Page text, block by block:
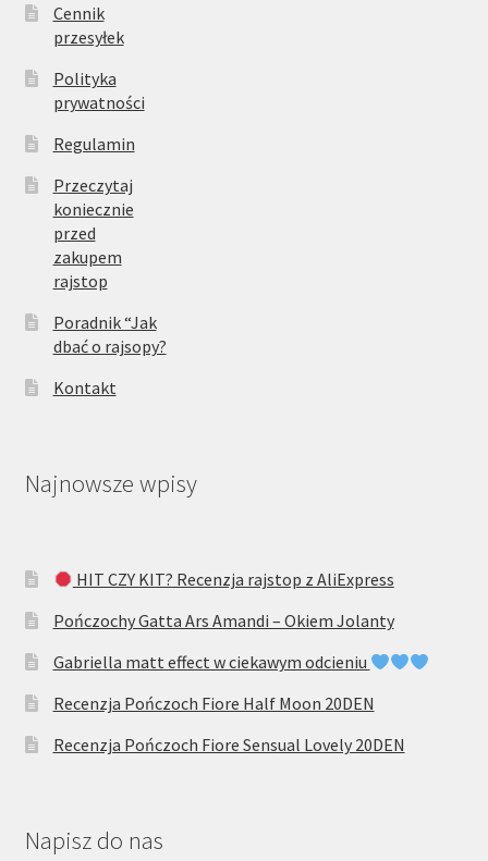
Cennik
przesyłek
Polityka
prywatności
Regulamin
Przeczytaj
koniecznie
przed
zakupem
rajstop
Poradnik “Jak
dbać o rajsopy?
Kontakt
Najnowsze wpisy
HIT CZY KIT? Recenzja rajstop z AliExpress
Pończochy Gatta Ars Amandi – Okiem Jolanty
Gabriella matt effect w ciekawym odcieniu
Recenzja Pończoch Fiore Half Moon 20DEN
Recenzja Pończoch Fiore Sensual Lovely 20DEN
Napisz do nas